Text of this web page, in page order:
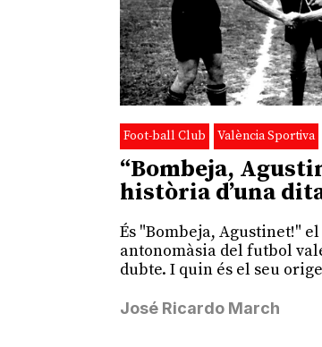
Foot-ball Club València Sportiva
“Bombeja,
història d’una
És "Bombeja, Agustinet!"
antonomàsia del futbol
dubte. I quin és el seu
José Ricardo March